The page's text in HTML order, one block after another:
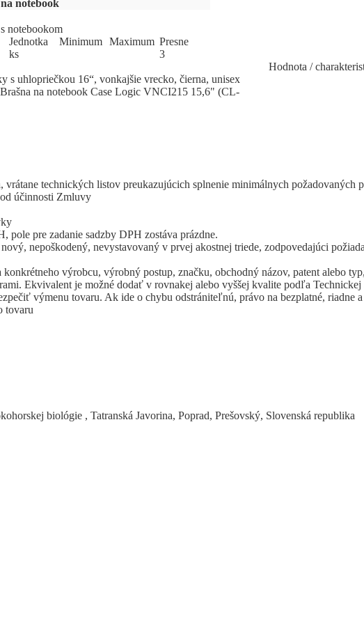
notebook
notebookom
Jed­not­ka Mi­ni­mum Ma­xi­mum Pres­ne
ks
3
Hodnota /
s uhlopriečkou 16“, vonkajšie vrecko, čierna, unisex
na notebook Case Logic VNCI215 15,6" (CL-
technických listov preukazujúcich splnenie minimálnych
účinnosti Zmluvy
pre zadanie sadzby DPH zostáva prázdne.
nepoškodený, nevystavovaný v prvej akostnej triede, zodpovedajúci
výrobcu, výrobný postup, značku, obchodný názov, patent alebo
Ekvivalent je možné dodať v rovnakej alebo vyššej kvalite podľa
výmenu tovaru. Ak ide o chybu odstrániteľnú, právo na bezplatné, riadne
tovaru
biológie , Tatranská Javorina, Poprad, Prešovský, Slovenská republika